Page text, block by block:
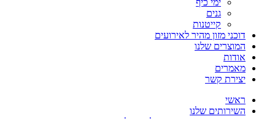
ימי כיף
גנים
קייטנות
דוכני מזון מהיר לאירועים
המוצרים שלנו
אודות
מאמרים
יצירת קשר
ראשי
השירותים שלנו